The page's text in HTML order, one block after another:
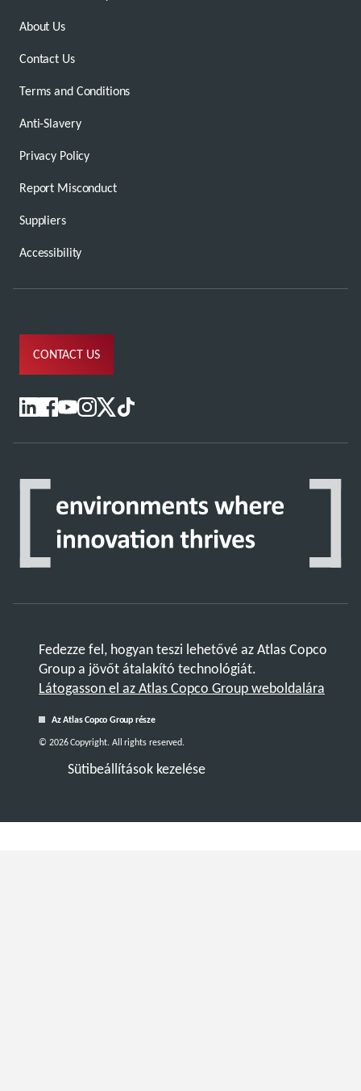
About Us
Contact Us
Terms and Conditions
Anti-Slavery
Privacy Policy
Report Misconduct
Suppliers
Accessibility
CONTACT US
Fedezze fel, hogyan teszi lehetővé az Atlas Copco
Group a jövőt átalakító technológiát.
Látogasson el az Atlas Copco Group weboldalára
Az Atlas Copco Group része
Sütibeállítások kezelése
© 2026 Copyright. All rights reserved.